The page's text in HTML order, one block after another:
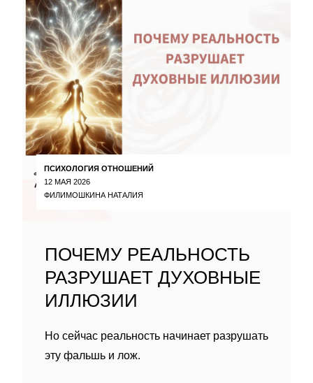
ПСИХОЛОГИЯ ОТНОШЕНИЙ
12 МАЯ 2026
ФИЛИМОШКИНА НАТАЛИЯ
ПОЧЕМУ РЕАЛЬНОСТЬ
РАЗРУШАЕТ ДУХОВНЫЕ
ИЛЛЮЗИИ
Но сейчас реальность начинает разрушать
эту фальшь и лож.